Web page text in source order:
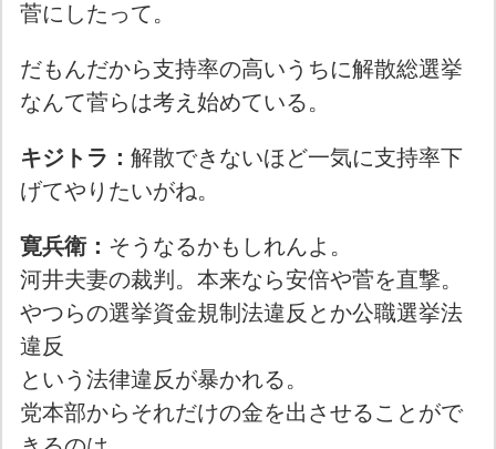
菅にしたって。
だもんだから支持率の高いうちに解散総選挙
なんて菅らは考え始めている。
キジトラ：解散できないほど一気に支持率下
げてやりたいがね。
寛兵衛： そうなるかもしれんよ。
河井夫妻の裁判。本来なら安倍や菅を直撃。
やつらの選挙資金規制法違反とか公職選挙法
違反
という法律違反が暴かれる。
党本部からそれだけの金を出させることがで